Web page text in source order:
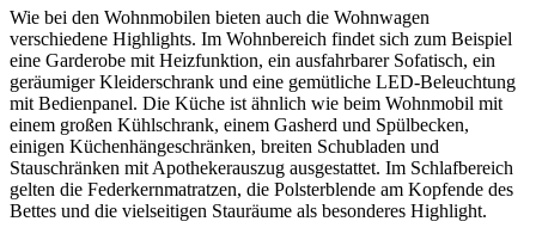
Wie bei den Wohnmobilen bieten auch die Wohnwagen
verschiedene Highlights. Im Wohnbereich findet sich zum Beispiel
eine Garderobe mit Heizfunktion, ein ausfahrbarer Sofatisch, ein
geräumiger Kleiderschrank und eine gemütliche LED-Beleuchtung
mit Bedienpanel. Die Küche ist ähnlich wie beim Wohnmobil mit
einem großen Kühlschrank, einem Gasherd und Spülbecken,
einigen Küchenhängeschränken, breiten Schubladen und
Stauschränken mit Apothekerauszug ausgestattet. Im Schlafbereich
gelten die Federkernmatratzen, die Polsterblende am Kopfende des
Bettes und die vielseitigen Stauräume als besonderes Highlight.